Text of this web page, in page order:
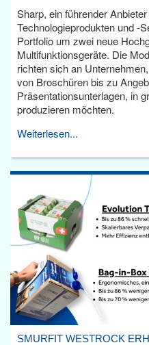
Sharp, ein führender
Technologieprodukten und -
Portfolio um zwei neue
Multifunktionsgeräte. Die
richten sich an
von Broschüren bis zu
Präsentationsunterlagen, in
produzieren möchten.
Weiterlesen...
SMURFIT WESTROCK